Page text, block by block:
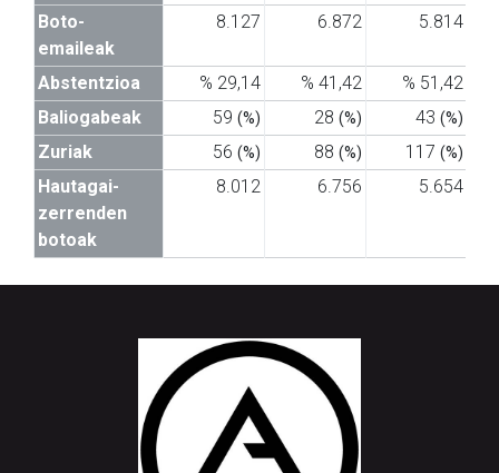
Boto-
emaileak
8.127 6.872 5.814
Abstentzioa % 29,14 % 41,42
% 51,42
Baliogabeak
59 (%) 28 (%) 43 (%)
Zuriak 56 (%) 88 (%) 117 (%)
Hautagai-
zerrenden
botoak
8.012 6.756 5.654